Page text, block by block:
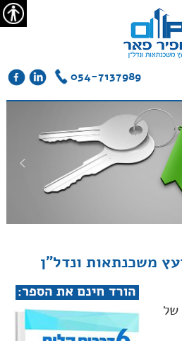
054-7137989
משכנתאות ונדל"ן
של